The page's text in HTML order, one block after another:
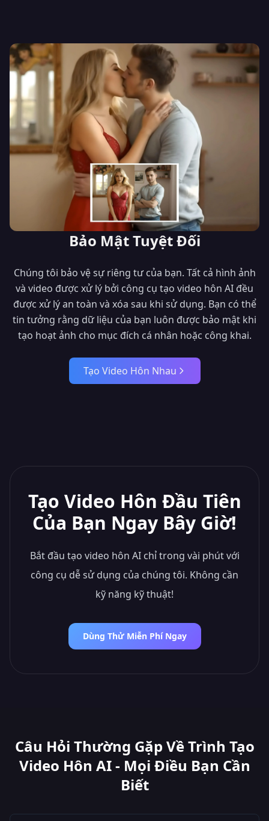
Bảo Mật Tuyệt Đối
Chúng tôi bảo vệ sự riêng tư của bạn. Tất cả hình ảnh
và video được xử lý bởi công cụ tạo video hôn AI đều
được xử lý an toàn và xóa sau khi sử dụng. Bạn có thể
tin tưởng rằng dữ liệu của bạn luôn được bảo mật khi
tạo hoạt ảnh cho mục đích cá nhân hoặc công khai.
Tạo Video Hôn Nhau
Tạo Video Hôn Đầu Tiên
Của Bạn Ngay Bây Giờ!
Bắt đầu tạo video hôn AI chỉ trong vài phút với
công cụ dễ sử dụng của chúng tôi. Không cần
kỹ năng kỹ thuật!
Dùng Thử Miễn Phí Ngay
Câu Hỏi Thường Gặp Về Trình Tạo
Video Hôn AI - Mọi Điều Bạn Cần
Biết